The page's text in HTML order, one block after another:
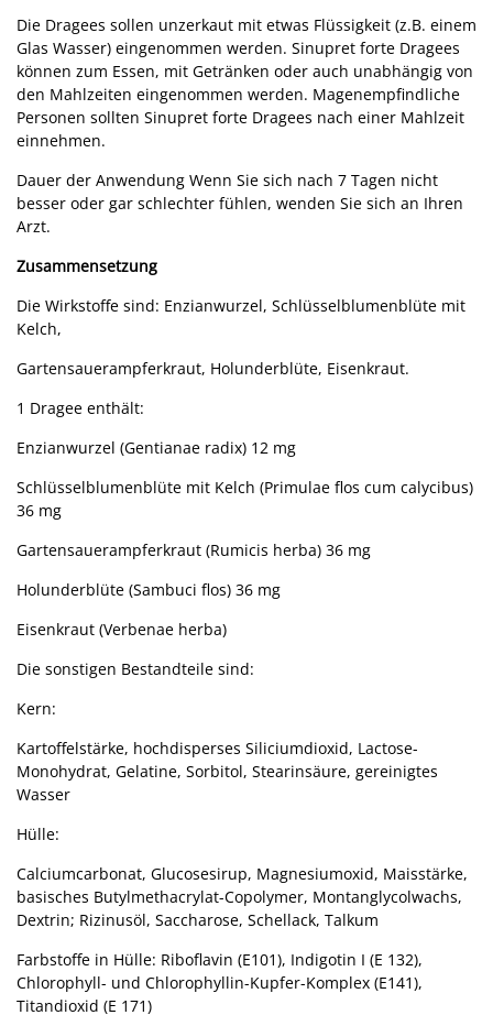
Die Dragees sollen unzerkaut mit etwas Flüssigkeit (z.B. einem
Glas Wasser) eingenommen werden. Sinupret forte Dragees
können zum Essen, mit Getränken oder auch unabhängig von
den Mahlzeiten eingenommen werden. Magenempfindliche
Personen sollten Sinupret forte Dragees nach einer Mahlzeit
einnehmen.
Dauer der Anwendung Wenn Sie sich nach 7 Tagen nicht
besser oder gar schlechter fühlen, wenden Sie sich an Ihren
Arzt.
Zusammensetzung
Die Wirkstoffe sind: Enzianwurzel, Schlüsselblumenblüte mit
Kelch,
Gartensauerampferkraut, Holunderblüte, Eisenkraut.
1 Dragee enthält:
Enzianwurzel (Gentianae radix) 12 mg
Schlüsselblumenblüte mit Kelch (Primulae flos cum calycibus)
36 mg
Gartensauerampferkraut (Rumicis herba) 36 mg
Holunderblüte (Sambuci flos) 36 mg
Eisenkraut (Verbenae herba)
Die sonstigen Bestandteile sind:
Kern:
Kartoffelstärke, hochdisperses Siliciumdioxid, Lactose-
Monohydrat, Gelatine, Sorbitol, Stearinsäure, gereinigtes
Wasser
Hülle:
Calciumcarbonat, Glucosesirup, Magnesiumoxid, Maisstärke,
basisches Butylmethacrylat-Copolymer, Montanglycolwachs,
Dextrin; Rizinusöl, Saccharose, Schellack, Talkum
Farbstoffe in Hülle: Riboflavin (E101), Indigotin I (E 132),
Chlorophyll- und Chlorophyllin-Kupfer-Komplex (E141),
Titandioxid (E 171)